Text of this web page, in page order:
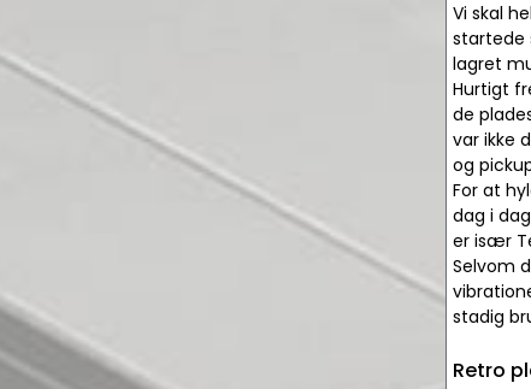
Vi skal
startede
lagret
Hurtigt
de
var ikke
og
For at
dag i
er især
Selvom
stadig
Retro